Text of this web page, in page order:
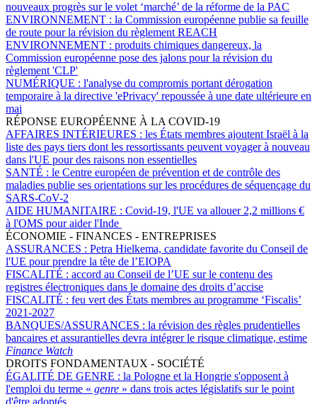
nouveaux progrès sur le volet ‘marché’ de la réforme de la PAC
ENVIRONNEMENT : la Commission européenne publie sa feuille
de route pour la révision du règlement REACH
ENVIRONNEMENT : produits chimiques dangereux, la
Commission européenne pose des jalons pour la révision du
règlement 'CLP'
NUMÉRIQUE : l'analyse du compromis portant dérogation
temporaire à la directive 'ePrivacy' repoussée à une date ultérieure en
mai
RÉPONSE EUROPÉENNE À LA COVID-19
AFFAIRES INTÉRIEURES : les États membres ajoutent Israël à la
liste des pays tiers dont les ressortissants peuvent voyager à nouveau
dans l'UE pour des raisons non essentielles
SANTÉ : le Centre européen de prévention et de contrôle des
maladies publie ses orientations sur les procédures de séquençage du
SARS-CoV-2
AIDE HUMANITAIRE : Covid-19, l'UE va allouer 2,2 millions €
à l'OMS pour aider l'Inde
ÉCONOMIE - FINANCES - ENTREPRISES
ASSURANCES : Petra Hielkema, candidate favorite du Conseil de
l'UE pour prendre la tête de l’EIOPA
FISCALITÉ : accord au Conseil de l’UE sur le contenu des
registres électroniques dans le domaine des droits d’accise
FISCALITÉ : feu vert des États membres au programme ‘Fiscalis’
2021-2027
BANQUES/ASSURANCES : la révision des règles prudentielles
bancaires et assurantielles devra intégrer le risque climatique, estime
Finance Watch
DROITS FONDAMENTAUX - SOCIÉTÉ
ÉGALITÉ DE GENRE : la Pologne et la Hongrie s'opposent à
l'emploi du terme « genre » dans trois actes législatifs sur le point
d'être adoptés